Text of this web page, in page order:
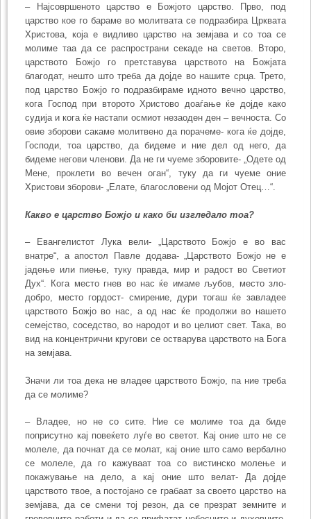
– Најсовршеното царство е Божјото царство. Прво, под
царство кое го бараме во молитвата се подразбира Црквата
Христова, која е видливо царство на земјава и со тоа се
молиме таа да се распространи секаде на светов. Второ,
царството Божјо го претставува царството на Божјата
благодат, нешто што треба да дојде во нашите срца. Трето,
под царство Божјо го подразбираме идното вечно царство,
кога Господ при второто Христово доаѓање ќе дојде како
судија и кога ќе настапи осмиот незаоден ден – вечноста. Со
овие зборови сакаме молитвено да порачеме- кога ќе дојде,
Господи, тоа царство, да бидеме и ние дел од него, да
бидеме негови членови. Да не ги чуеме зборовите- „Одете од
Мене, проклети во вечен оган“, туку да ги чуеме оние
Христови зборови- „Елате, благословени од Мојот Отец…“.
Какво е царство Божјо и како би изгледало тоа?
– Евангелистот Лука вели- „Царството Божјо е во вас
внатре“, а апостол Павле додава- „Царството Божјо не е
јадење или пиење, туку правда, мир и радост во Светиот
Дух“. Кога место гнев во нас ќе имаме љубов, место зло-
добро, место гордост- смирение, дури тогаш ќе завладее
царството Божјо во нас, а од нас ќе продолжи во нашето
семејство, соседство, во народот и во целиот свет. Така, во
вид на концентрични кругови се остварува царството на Бога
на земјава.
Значи ли тоа дека не владее царството Божјо, па ние треба
да се молиме?
– Владее, но не со сите. Ние се молиме тоа да биде
поприсутно кај повеќето луѓе во светот. Кај оние што не се
молеле, да почнат да се молат, кај оние што само вербално
се молеле, да го кажуваат тоа со вистинско молење и
покажување на дело, а кај оние што велат- Да дојде
царството твое, а постојано се грабаат за своето царство на
земјава, да се смени тој резон, да се презрат земните и